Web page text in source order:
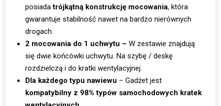
posiadatrójkątną konstrukcję mocowania, która
gwarantuje stabilność nawet na bardzo nierównych
drogach.
2 mocowania do 1 uchwytu –W zestawie znajdują
się dwie końcówki uchwytu. Na szybę / deskę
rozdzielczą i do kratki wentylacyjnej.
Dla każdego typu nawiewu – Gadżet jest
kompatybilny z 98% typów samochodowych kratek